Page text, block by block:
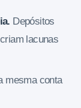
Depósitos
lacunas
mesma conta